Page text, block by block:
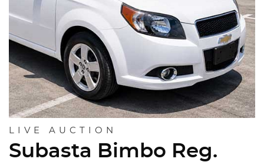
LIVE AUCTION
Subasta Bimbo Reg.